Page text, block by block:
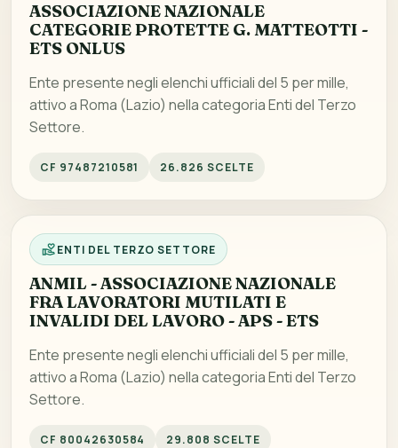
ASSOCIAZIONE NAZIONALE
CATEGORIE PROTETTE G. MATTEOTTI -
ETS ONLUS
Ente presente negli elenchi ufficiali del 5 per mille,
attivo a Roma (Lazio) nella categoria Enti del Terzo
Settore.
CF 97487210581 26.826 SCELTE
ENTI DEL TERZO SETTORE
ANMIL - ASSOCIAZIONE NAZIONALE
FRA LAVORATORI MUTILATI E
INVALIDI DEL LAVORO - APS - ETS
Ente presente negli elenchi ufficiali del 5 per mille,
attivo a Roma (Lazio) nella categoria Enti del Terzo
Settore.
CF 80042630584 29.808 SCELTE